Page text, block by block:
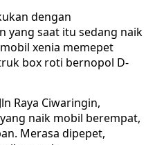
dengan
yang saat itu sedang naik
xenia memepet
box roti bernopol D-
Raya Ciwaringin,
naik mobil berempat,
Merasa dipepet,